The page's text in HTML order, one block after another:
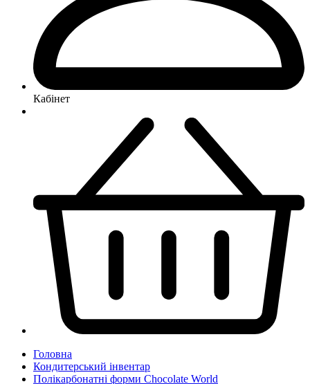
Кабінет
Головна
Кондитерський інвентар
Полікарбонатні форми Chocolate World